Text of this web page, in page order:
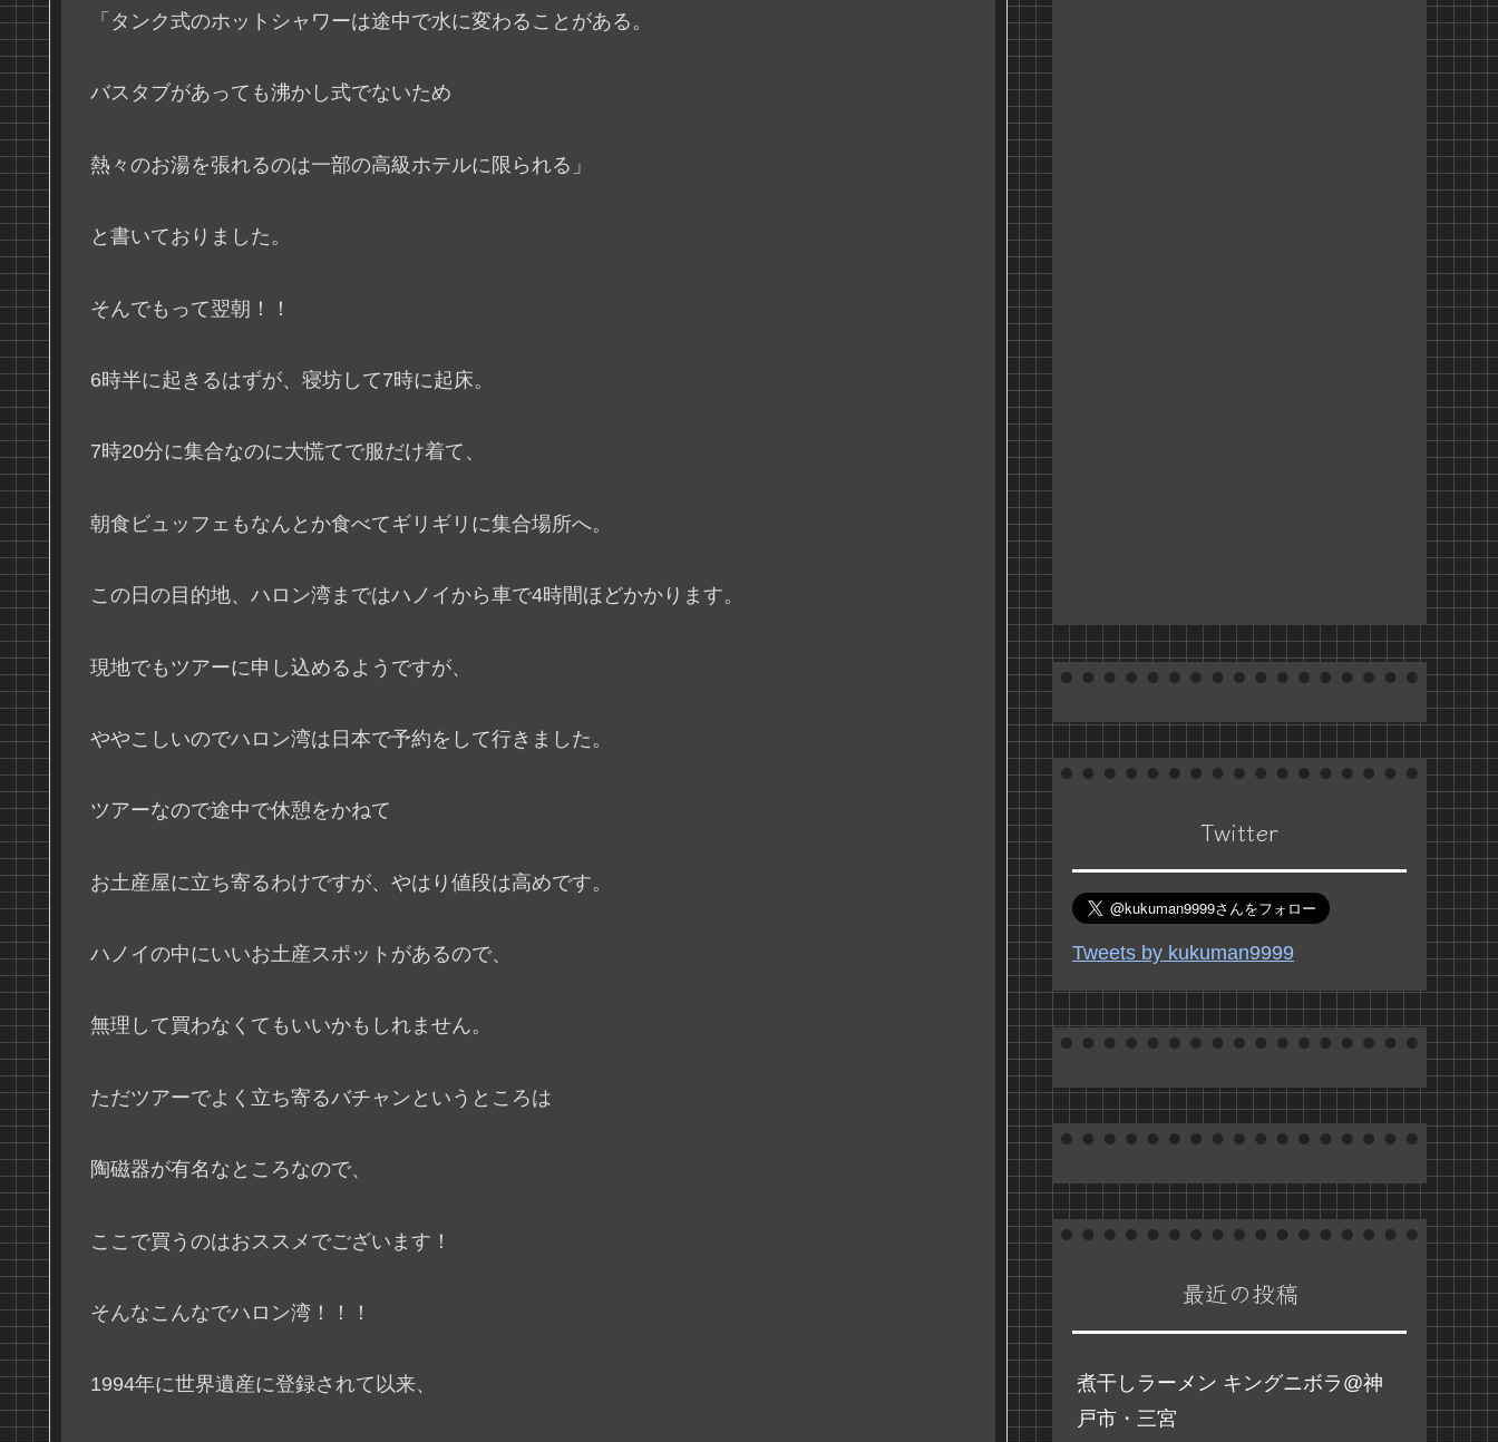
「タンク式のホットシャワーは途中で水に変わることがある。
バスタブがあっても沸かし式でないため
熱々のお湯を張れるのは一部の高級ホテルに限られる」
と書いておりました。
そんでもって翌朝！！
6時半に起きるはずが、寝坊して7時に起床。
7時20分に集合なのに大慌てで服だけ着て、
朝食ビュッフェもなんとか食べてギリギリに集合場所へ。
この日の目的地、ハロン湾まではハノイから車で4時間ほどかかります。
現地でもツアーに申し込めるようですが、
ややこしいのでハロン湾は日本で予約をして行きました。
ツアーなので途中で休憩をかねて
お土産屋に立ち寄るわけですが、やはり値段は高めです。
ハノイの中にいいお土産スポットがあるので、
無理して買わなくてもいいかもしれません。
ただツアーでよく立ち寄るバチャンというところは
陶磁器が有名なところなので、
ここで買うのはおススメでございます！
そんなこんなでハロン湾！！！
1994年に世界遺産に登録されて以来、
Twitter
Tweets by kukuman9999
最近の投稿
煮干しラーメン キングニボラ@神
戸市・三宮